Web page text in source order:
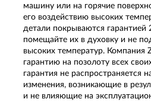
машину или на горячие
его воздействию высоких
детали покрываются гарантией
помещайте их в духовку и не
высоких температур. Компания
гарантию на позолоту всех
гарантия не распространяется
изменения, возникающие в
и не влияющие на